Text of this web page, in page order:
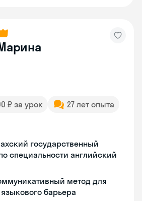
₽ за урок
27 лет опыта
государственный
специальности английский
метод для
барьера